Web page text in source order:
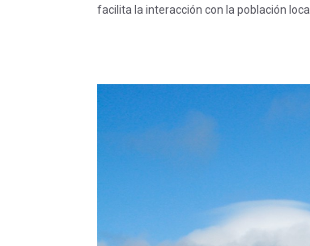
facilita la interacción con la población local.